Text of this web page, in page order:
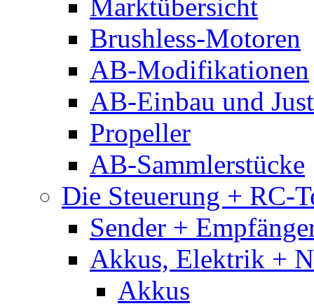
Marktübersicht
Brushless-Motoren
AB-Modifikationen
AB-Einbau und
Propeller
AB-Sammlerstücke
Die Steuerung + RC-
Sender +
Akkus, Elektrik +
Akkus